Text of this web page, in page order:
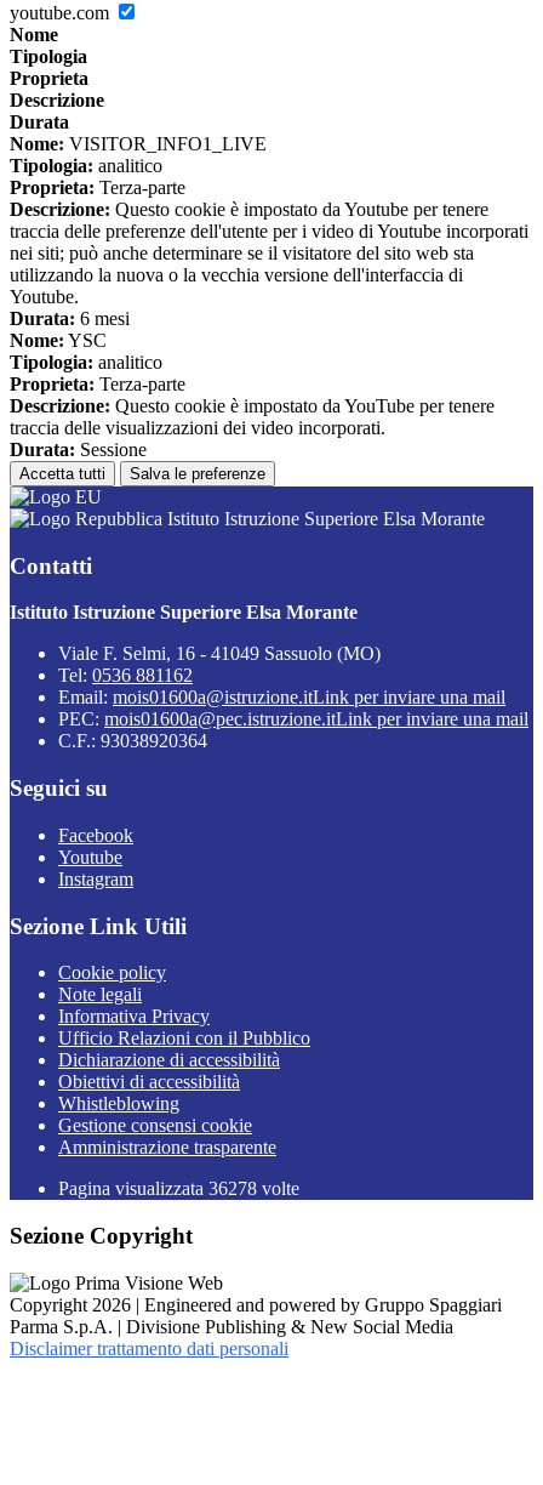
youtube.com
Nome
Tipologia
Proprieta
Descrizione
Durata
Nome: VISITOR_INFO1_LIVE
Tipologia: analitico
Proprieta: Terza-parte
Descrizione: Questo cookie è impostato da Youtube per tenere
traccia delle preferenze dell'utente per i video di Youtube incorporati
nei siti; può anche determinare se il visitatore del sito web sta
utilizzando la nuova o la vecchia versione dell'interfaccia di
Youtube.
Durata: 6 mesi
Nome: YSC
Tipologia: analitico
Proprieta: Terza-parte
Descrizione: Questo cookie è impostato da YouTube per tenere
traccia delle visualizzazioni dei video incorporati.
Durata: Sessione
Accetta tutti Salva le preferenze
Istituto Istruzione Superiore Elsa Morante
Contatti
Istituto Istruzione Superiore Elsa Morante
Viale F. Selmi, 16 - 41049 Sassuolo (MO)
Tel: 0536 881162
Email: mois01600a@istruzione.itLink per inviare una mail
PEC: mois01600a@pec.istruzione.itLink per inviare una mail
C.F.: 93038920364
Seguici su
Facebook
Youtube
Instagram
Sezione Link Utili
Cookie policy
Note legali
Informativa Privacy
Ufficio Relazioni con il Pubblico
Dichiarazione di accessibilità
Obiettivi di accessibilità
Whistleblowing
Gestione consensi cookie
Amministrazione trasparente
Pagina visualizzata 36278 volte
Sezione Copyright
Copyright 2026 | Engineered and powered by Gruppo Spaggiari
Parma S.p.A. | Divisione Publishing & New Social Media
Disclaimer trattamento dati personali